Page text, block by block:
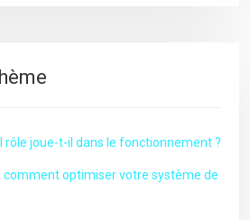
rôle joue-t-il dans le fonctionnement ?
optimiser votre système de